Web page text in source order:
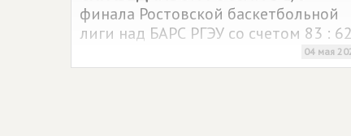
финала Ростовской баскетбольной
лиги над БАРС РГЭУ со счетом 83 :
04 мая